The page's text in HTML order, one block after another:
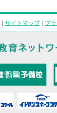
| サイトマップ| プ